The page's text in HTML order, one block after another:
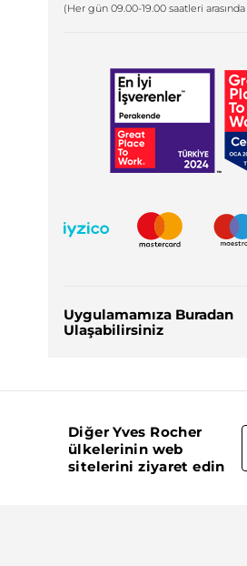
(Her gün 09.00-19.00 saatleri
Uygulamamıza Buradan
Ulaşabilirsiniz
Diğer Yves Rocher
ülkelerinin web
sitelerini ziyaret edin